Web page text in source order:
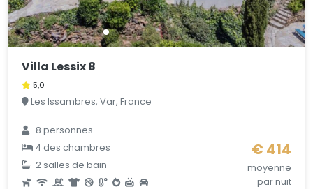
Villa Lessix 8
5,0
Les Issambres, Var, France
8 personnes
4 des chambres
2 salles de bain
€ 414
moyenne
par nuit